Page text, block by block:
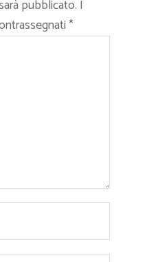
pubblicato. I
*